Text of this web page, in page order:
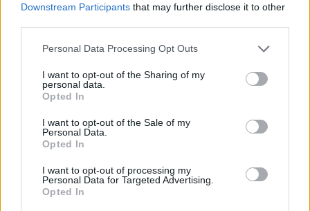
Downstream Participants that may further disclose it to other
Please note that this website/app uses one or more Google
not limited to your visit or usage behaviour. You may click to
grant or deny consent to Google and its third-party tags to
use your data for below specified purposes in below Google
consent section.
Personal Data Processing Opt Outs
I want to opt-out of the Sharing of my
personal data.
Opted In
I want to opt-out of the Sale of my
Personal Data.
Opted In
I want to opt-out of processing my
Personal Data for Targeted Advertising.
Opted In